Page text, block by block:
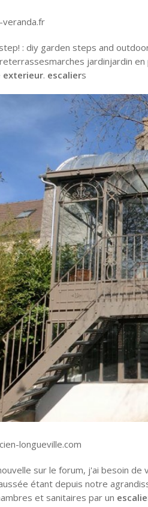
veranda.fr
: diy garden steps and
jardinjardin
exterieur. escaliers
longueville.com
sur le forum, j'ai besoin de
étant depuis notre
et sanitaires par un